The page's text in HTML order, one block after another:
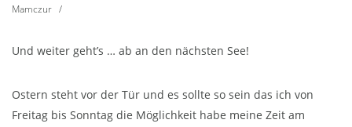
Mamczur /
Und weiter geht’s … ab an den nächsten See!
Ostern steht vor der Tür und es sollte so sein das ich von
Freitag bis Sonntag die Möglichkeit habe meine Zeit am